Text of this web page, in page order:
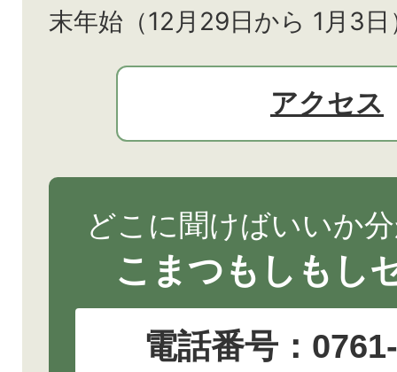
末年始（12月29日から 1月3
アクセス
どこに聞けばいいか
こまつもしもし
電話番号：